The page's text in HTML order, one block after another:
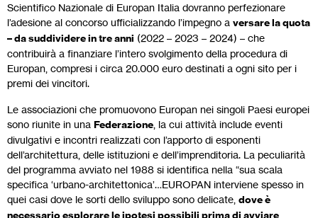
Scientifico Nazionale di Europan Italia dovranno perfezionare
l’adesione al concorso ufficializzando l’impegno a versare la quota
– da suddividere in tre anni (2022 – 2023 – 2024) – che
contribuirà a finanziare l’intero svolgimento della procedura di
Europan, compresi i circa 20.000 euro destinati a ogni sito per i
premi dei vincitori.
Le associazioni che promuovono Europan nei singoli Paesi europei
sono riunite in una Federazione , la cui attività include eventi
divulgativi e incontri realizzati con l’apporto di esponenti
dell’architettura, delle istituzioni e dell’imprenditoria. La peculiarità
del programma avviato nel 1988 si identifica nella “sua scala
specifica ‘urbano-architettonica’…EUROPAN interviene spesso in
quei casi dove le sorti dello sviluppo sono delicate, dove è
necessario esplorare le ipotesi possibili prima di avviare